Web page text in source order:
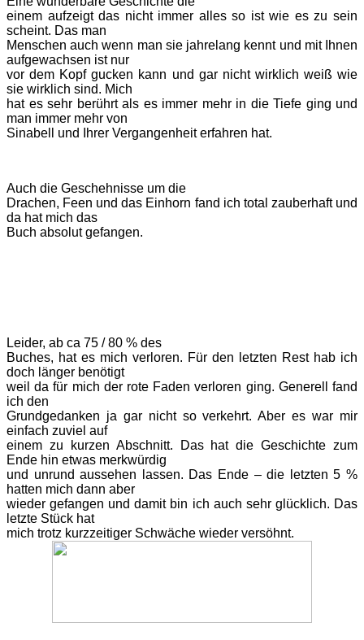
einem aufzeigt das nicht immer alles so ist wie es zu sein
scheint. Das man
Menschen auch wenn man sie jahrelang kennt und mit Ihnen
aufgewachsen ist nur
vor dem Kopf gucken kann und gar nicht wirklich weiß wie
sie wirklich sind. Mich
hat es sehr berührt als es immer mehr in die Tiefe ging und
man immer mehr von
Sinabell und Ihrer Vergangenheit erfahren hat.
Auch die Geschehnisse um die
Drachen, Feen und das Einhorn fand ich total zauberhaft und
da hat mich das
Buch absolut gefangen.
Leider, ab ca 75 / 80 % des
Buches, hat es mich verloren. Für den letzten Rest hab ich
doch länger benötigt
weil da für mich der rote Faden verloren ging. Generell fand
ich den
Grundgedanken ja gar nicht so verkehrt. Aber es war mir
einfach zuviel auf
einem zu kurzen Abschnitt. Das hat die Geschichte zum
Ende hin etwas merkwürdig
und unrund aussehen lassen. Das Ende – die letzten 5 %
hatten mich dann aber
wieder gefangen und damit bin ich auch sehr glücklich. Das
letzte Stück hat
mich trotz kurzzeitiger Schwäche wieder versöhnt.